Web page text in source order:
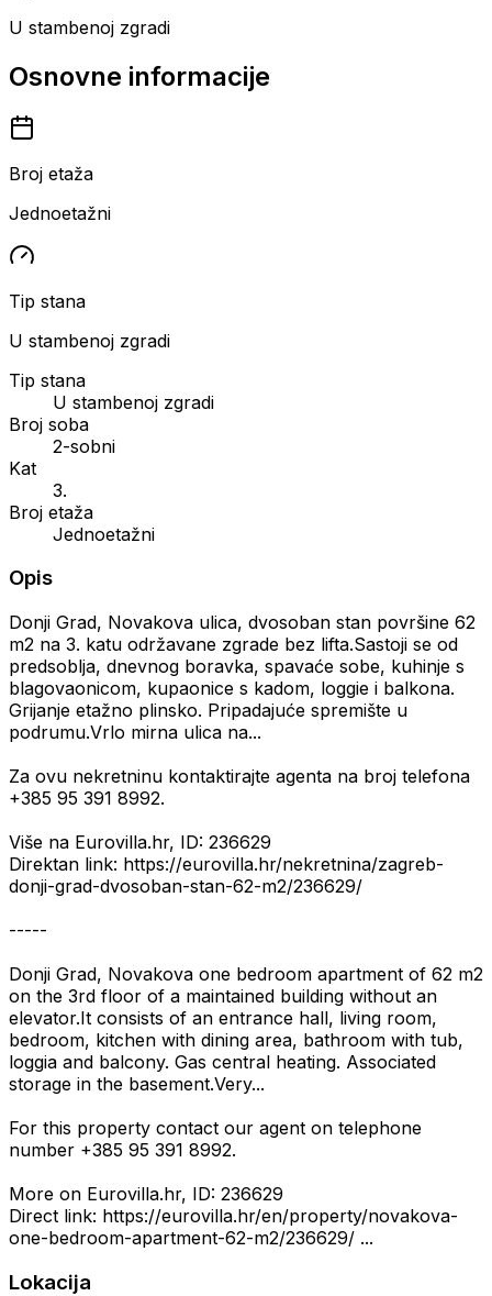
U stambenoj zgradi
Osnovne informacije
Broj etaža
Jednoetažni
Tip stana
U stambenoj zgradi
Tip stana
U stambenoj zgradi
Broj soba
2-sobni
Kat
3.
Broj etaža
Jednoetažni
Opis
Donji Grad, Novakova ulica, dvosoban stan površine 62
m2 na 3. katu održavane zgrade bez lifta.Sastoji se od
predsoblja, dnevnog boravka, spavaće sobe, kuhinje s
blagovaonicom, kupaonice s kadom, loggie i balkona.
Grijanje etažno plinsko. Pripadajuće spremište u
podrumu.Vrlo mirna ulica na...
Za ovu nekretninu kontaktirajte agenta na broj telefona
+385 95 391 8992.
Više na Eurovilla.hr, ID: 236629
Direktan link: https://eurovilla.hr/nekretnina/zagreb-
donji-grad-dvosoban-stan-62-m2/236629/
-----
Donji Grad, Novakova one bedroom apartment of 62 m2
on the 3rd floor of a maintained building without an
elevator.It consists of an entrance hall, living room,
bedroom, kitchen with dining area, bathroom with tub,
loggia and balcony. Gas central heating. Associated
storage in the basement.Very...
For this property contact our agent on telephone
number +385 95 391 8992.
More on Eurovilla.hr, ID: 236629
Direct link: https://eurovilla.hr/en/property/novakova-
one-bedroom-apartment-62-m2/236629/ ...
Lokacija